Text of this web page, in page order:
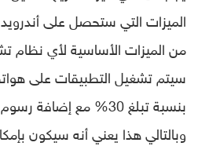
من الميزات الأساسية لأي نظام
بنسبة تبلغ 30% مع
وبالتالي هذا يعني أنه سيكون